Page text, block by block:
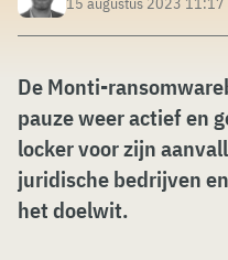
De Monti-
pauze weer actief en
locker voor zijn
juridische bedrijven
het doelwit.